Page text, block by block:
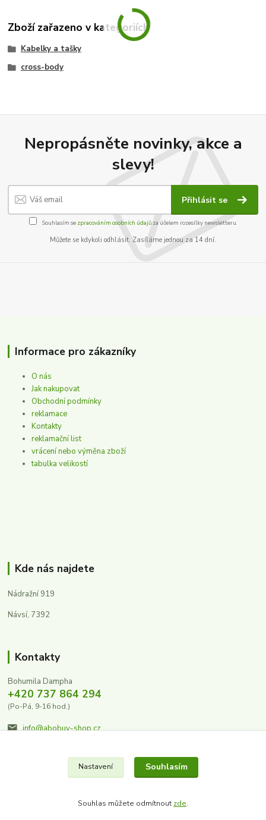
Zboží zařazeno v kategoriích
Kabelky a tašky
cross-body
Nepropásněte novinky, akce a
slevy!
Přihlásit se
Souhlasím se zpracováním osobních údajůza účelem rozesílky newsletteru.
Můžete se kdykoli odhlásit. Zasíláme jednou za 14 dní.
Informace pro zákazníky
O nás
Jak nakupovat
Obchodní podmínky
reklamace
Kontakty
reklamační list
vrácení nebo výměna zboží
tabulka velikostí
Kde nás najdete
Nádražní 919
Návsí, 7392
Kontakty
Bohumila Dampha
+420 737 864 294
(Po-Pá, 9-16 hod.)
info@abobuv-shop.cz
Nastavení Souhlasím
Souhlas můžete odmítnout zde.